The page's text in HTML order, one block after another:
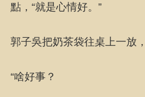
點，“就是心情好。”
郭子吳把奶茶袋往桌上一放
“啥好事？